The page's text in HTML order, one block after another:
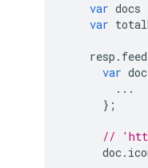
var docs
var
resp . feed
var doc
...
};
//
doc.